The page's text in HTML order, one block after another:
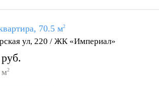
70.5 м2
ул, 220 / ЖК «Империал»
м2